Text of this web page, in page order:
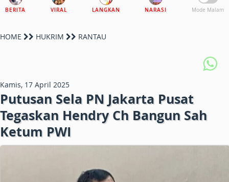
BERITA VIRAL LANGKAN NARASI Mode Malam
HOME HUKRIM RANTAU
Kamis, 17 April 2025
Putusan Sela PN Jakarta Pusat
Tegaskan Hendry Ch Bangun Sah
Ketum PWI